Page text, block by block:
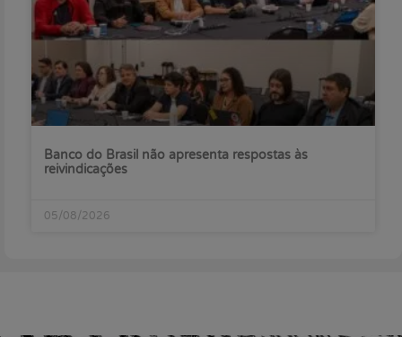
Banco do Brasil não apresenta respostas às
reivindicações
05/08/2026